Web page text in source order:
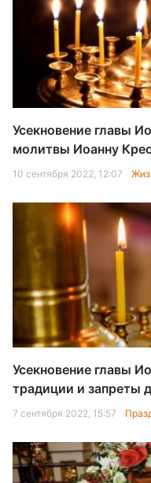
Усекновение главы
молитвы Иоанну
10 сентября 2022, 12:07
Усекновение главы
традиции и запреты
7 сентября 2022, 15:57